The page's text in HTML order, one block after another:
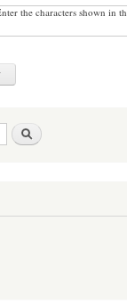
the characters shown in